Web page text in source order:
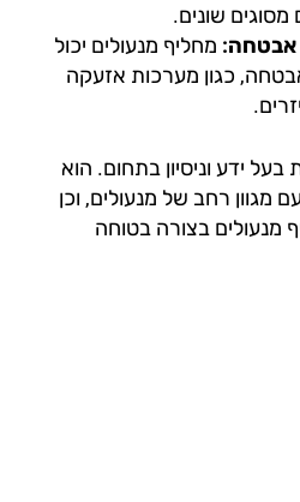
שונים.
מחליף מנעולים יכול
כגון מערכות אזעקה
וניסיון בתחום. הוא
רחב של מנעולים, וכן
בצורה בטוחה